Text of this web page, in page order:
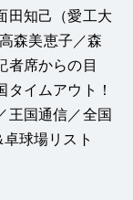
田知己（愛工大
森美恵子／森
者席からの目
イムアウト！
王国通信／全国
卓球場リスト